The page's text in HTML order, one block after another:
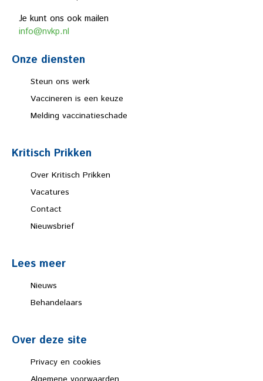
Je kunt ons ook mailen
info@nvkp.nl
Onze diensten
Steun ons werk
Vaccineren is een keuze
Melding vaccinatieschade
Kritisch Prikken
Over Kritisch Prikken
Vacatures
Contact
Nieuwsbrief
Lees meer
Nieuws
Behandelaars
Over deze site
Privacy en cookies